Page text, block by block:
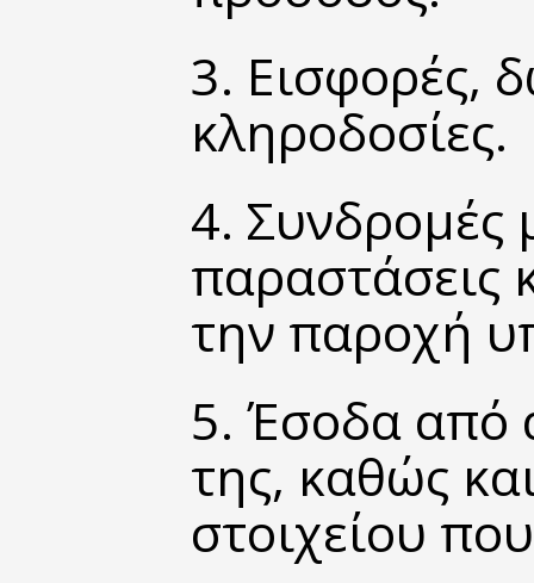
3. Εισφορές,
κληροδοσίες.
4. Συνδρομές
παραστάσεις
την παροχή
5. Έσοδα από
της, καθώς
στοιχείου